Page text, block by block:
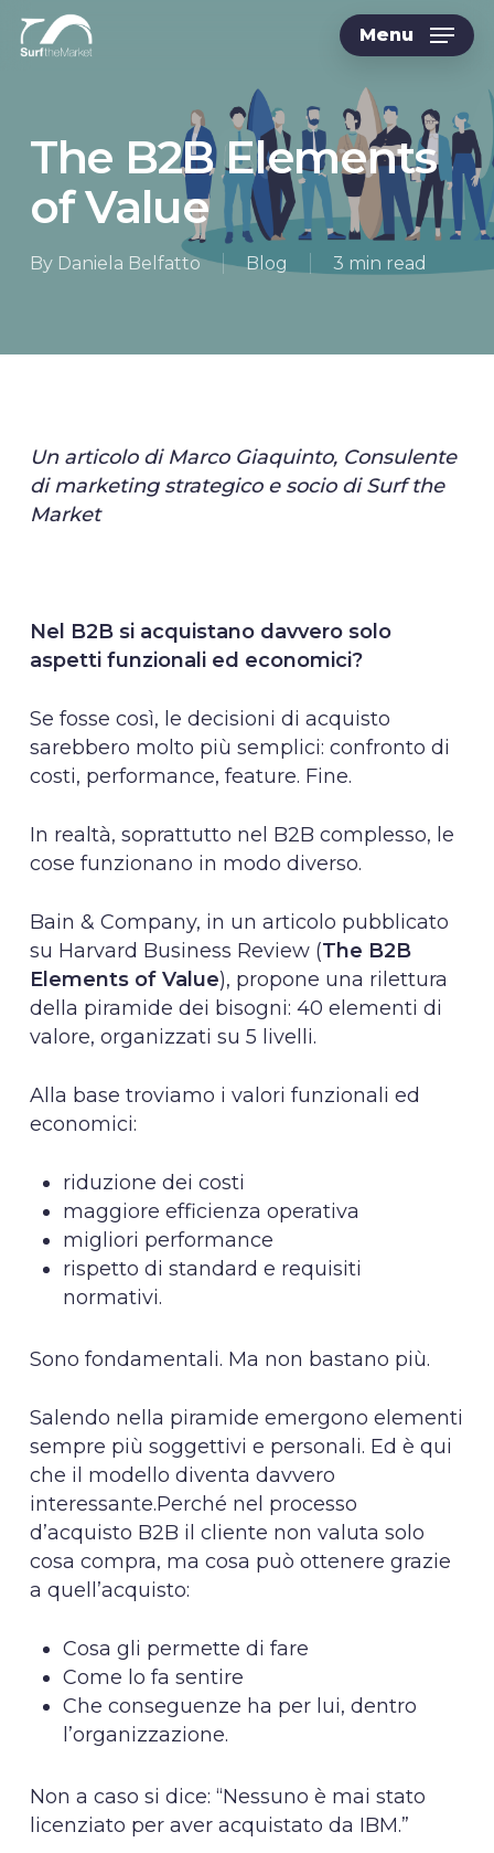
Skip
Menu
The B2B Elements
of Value
By Daniela Belfatto Blog 3 min read
Un articolo di Marco Giaquinto, Consulente
di marketing strategico e socio di Surf the
Market
Nel B2B si acquistano davvero solo
aspetti funzionali ed economici?
Se fosse così, le decisioni di acquisto
sarebbero molto più semplici: confronto di
costi, performance, feature. Fine.
In realtà, soprattutto nel B2B complesso, le
cose funzionano in modo diverso.
Bain & Company, in un articolo pubblicato
su Harvard Business Review (The B2B
Elements of Value), propone una rilettura
della piramide dei bisogni: 40 elementi di
valore, organizzati su 5 livelli.
Alla base troviamo i valori funzionali ed
economici:
riduzione dei costi
maggiore efficienza operativa
migliori performance
rispetto di standard e requisiti
normativi.
Sono fondamentali. Ma non bastano più.
Salendo nella piramide emergono elementi
sempre più soggettivi e personali. Ed è qui
che il modello diventa davvero
interessante.Perché nel processo
d’acquisto B2B il cliente non valuta solo
cosa compra, ma cosa può ottenere grazie
a quell’acquisto:
Cosa gli permette di fare
Come lo fa sentire
Che conseguenze ha per lui, dentro
l’organizzazione.
Non a caso si dice: “Nessuno è mai stato
licenziato per aver acquistato da IBM.”